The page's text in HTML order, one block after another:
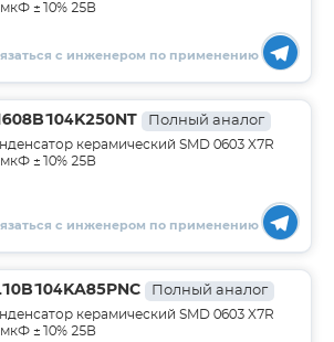
±10% 25В
с инженером по применению
Полный аналог
керамический SMD 0603 X7R
±10% 25В
с инженером по применению
Полный аналог
керамический SMD 0603 X7R
±10% 25В